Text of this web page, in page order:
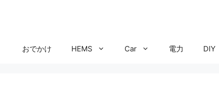
おでかけ HEMS Car 電力 DIY